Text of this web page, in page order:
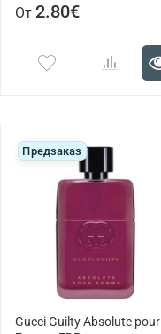
От 2.80€
Предзаказ
Gucci Guilty Absolute pour